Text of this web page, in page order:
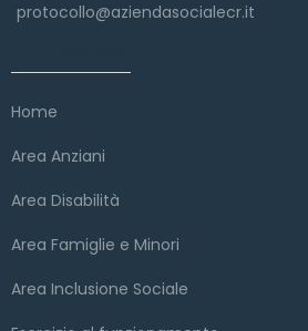
protocollo@aziendasocialecr.it
Home
Area Anziani
Area Disabilità
Area Famiglie e Minori
Area Inclusione Sociale